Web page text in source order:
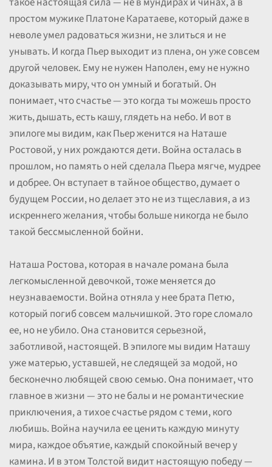
простом мужике Платоне Каратаеве, который даже в
неволе умел радоваться жизни, не злиться и не
унывать. И когда Пьер выходит из плена, он уже совсем
другой человек. Ему не нужен Наполен, ему не нужно
доказывать миру, что он умный и богатый. Он
понимает, что счастье — это когда ты можешь просто
жить, дышать, есть кашу, глядеть на небо. И вот в
эпилоге мы видим, как Пьер женится на Наташе
Ростовой, у них рождаются дети. Война осталась в
прошлом, но память о ней сделала Пьера мягче, мудрее
и добрее. Он вступает в тайное общество, думает о
будущем России, но делает это не из тщеславия, а из
искреннего желания, чтобы больше никогда не было
такой бессмысленной бойни.
Наташа Ростова, которая в начале романа была
легкомысленной девочкой, тоже меняется до
неузнаваемости. Война отняла у нее брата Петю,
который погиб совсем мальчишкой. Это горе сломало
ее, но не убило. Она становится серьезной,
заботливой, настоящей. В эпилоге мы видим Наташу
уже матерью, уставшей, не следящей за модой, но
бесконечно любящей свою семью. Она понимает, что
главное в жизни — это не балы и не романтические
приключения, а тихое счастье рядом с теми, кого
любишь. Война научила ее ценить каждую минуту
мира, каждое объятие, каждый спокойный вечер у
камина. И в этом Толстой видит настоящую победу —